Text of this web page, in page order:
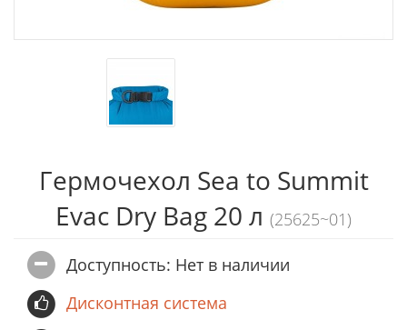
Гермочехол Sea to Summit
Evac Dry Bag 20 л (25625~01)
Доступность: Нет в наличии
Дисконтная система